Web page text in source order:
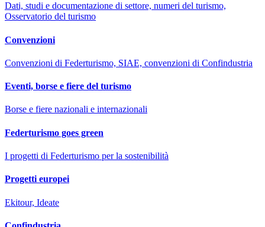
Dati, studi e documentazione di settore, numeri del turismo,
Osservatorio del turismo
Convenzioni
Convenzioni di Federturismo, SIAE, convenzioni di Confindustria
Eventi, borse e fiere del turismo
Borse e fiere nazionali e internazionali
Federturismo goes green
I progetti di Federturismo per la sostenibilità
Progetti europei
Ekitour, Ideate